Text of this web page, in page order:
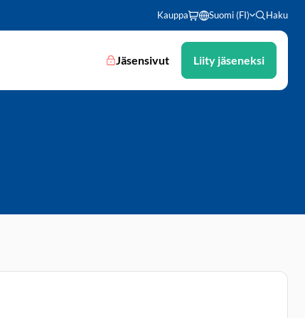
Kauppa Suomi (FI) Haku
Jäsensivut Liity jäseneksi